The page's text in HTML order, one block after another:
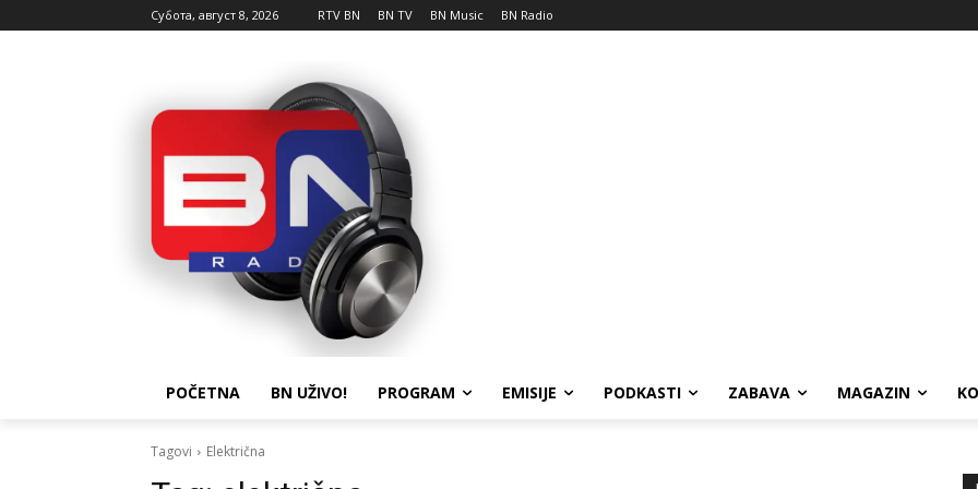
Субота, август 8, 2026 RTV BN BN TV BN Music BN Radio
POČETNA BN UŽIVO! PROGRAM EMISIJE PODKASTI ZABAVA MAGAZIN
Tagovi Električna